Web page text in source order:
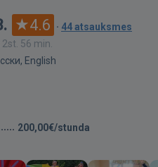
4.6 · 44 atsauksmes
56 min.
English
200,00€/stunda